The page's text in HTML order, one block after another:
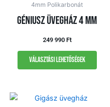
4mm Polikarbonát
Géniusz üvegház 4 mm
249 990 Ft
Választási lehetőségek